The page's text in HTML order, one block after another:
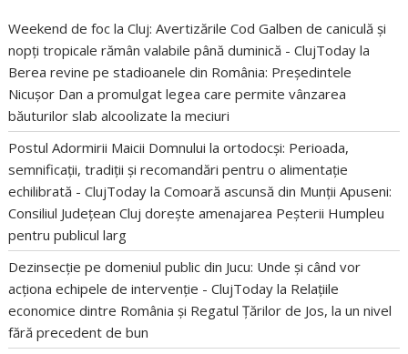
Weekend de foc la Cluj: Avertizările Cod Galben de caniculă și
nopți tropicale rămân valabile până duminică - ClujToday la
Berea revine pe stadioanele din România: Președintele
Nicușor Dan a promulgat legea care permite vânzarea
băuturilor slab alcoolizate la meciuri
Postul Adormirii Maicii Domnului la ortodocși: Perioada,
semnificații, tradiții și recomandări pentru o alimentație
echilibrată - ClujToday laComoară ascunsă din Munții Apuseni:
Consiliul Județean Cluj dorește amenajarea Peșterii Humpleu
pentru publicul larg
Dezinsecție pe domeniul public din Jucu: Unde și când vor
acționa echipele de intervenție - ClujToday la Relațiile
economice dintre România și Regatul Țărilor de Jos, la un nivel
fără precedent de bun